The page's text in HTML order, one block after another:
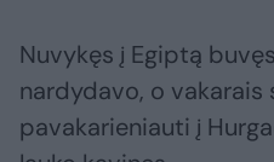
Nuvykęs į Egiptą
nardydavo, o
pavakarieniauti į